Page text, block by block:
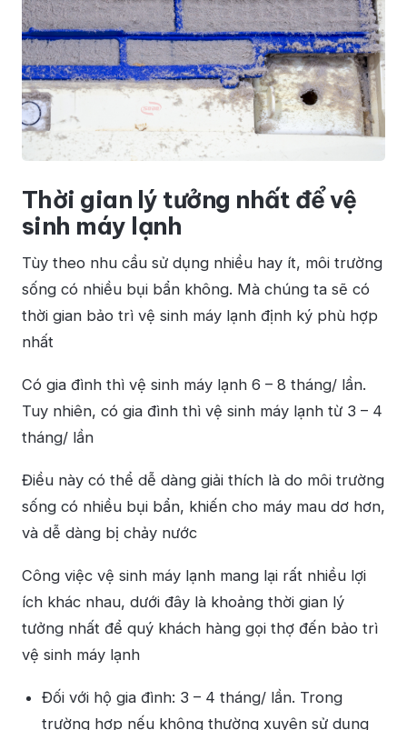
Thời gian lý tưởng nhất để vệ
sinh máy lạnh
Tùy theo nhu cầu sử dụng nhiều hay ít, môi trường
sống có nhiều bụi bẩn không. Mà chúng ta sẽ có
thời gian bảo trì vệ sinh máy lạnh định ký phù hợp
nhất
Có gia đình thì vệ sinh máy lạnh 6 – 8 tháng/ lần.
Tuy nhiên, có gia đình thì vệ sinh máy lạnh từ 3 – 4
tháng/ lần
Điều này có thể dễ dàng giải thích là do môi trường
sống có nhiều bụi bẩn, khiến cho máy mau dơ hơn,
và dễ dàng bị chảy nước
Công việc vệ sinh máy lạnh mang lại rất nhiều lợi
ích khác nhau, dưới đây là khoảng thời gian lý
tưởng nhất để quý khách hàng gọi thợ đến bảo trì
vệ sinh máy lạnh
Đối với hộ gia đình: 3 – 4 tháng/ lần. Trong
trường hợp nếu không thường xuyên sử dụng